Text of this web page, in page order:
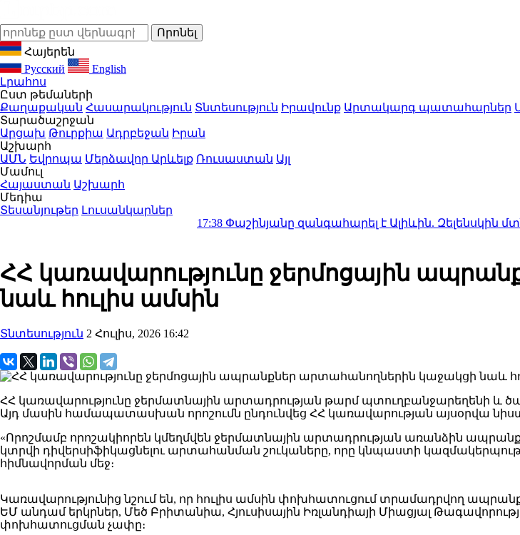
Հայերեն
Русский
English
Լրահոս
Ըստ թեմաների
Քաղաքական Հասարակություն Տնտեսություն Իրավունք Արտակարգ պատահարներ
Տարածաշրջան
Արցախ Թուրքիա Ադրբեջան Իրան
Աշխարհ
ԱՄՆ Եվրոպա Մերձավոր Արևելք Ռուսաստան Այլ
Մամուլ
Հայաստան Աշխարհ
Մեդիա
Տեսանյութեր Լուսանկարներ
Փաշինյանը զանգահարել է Ալիևին. Զելենսկին մտնում է
ՀՀ կառավարությունը ջերմոցային
նաև հուլիս ամսին
Տնտեսություն 2 Հուլիս, 2026 16:42
ՀՀ կառավարությունը ջերմատնային արտադրության թարմ պտուղբանջարեղենի և
Այդ մասին համապատասխան որոշումն ընդունվեց ՀՀ կառավարության այսօրվա
«Որոշմամբ որոշակիորեն կմեղմվեն ջերմատնային արտադրության առանձին
կտրվի դիվերսիֆիկացնելու արտահանման շուկաները, որը կնպաստի
հիմնավորման մեջ։
Կառավարությունից նշում են, որ հուլիս ամսին փոխհատուցում տրամադրվող
ԵՄ անդամ երկրներ, Մեծ Բրիտանիա, Հյուսիսային Իռլանդիայի Միացյալ
փոխհատուցման չափը։